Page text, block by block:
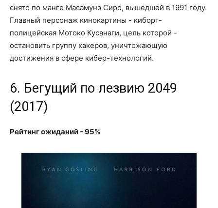
снято по манге Масамунэ Сиро, вышедшей в 1991 году.
Главный персонаж кинокартины - киборг-
полицейская Мотоко Кусанаги, цель которой -
остановить группу хакеров, уничтожающую
достижения в сфере кибер-технологий.
6. Бегущий по лезвию 2049
(2017)
Рейтинг ожиданий - 95%